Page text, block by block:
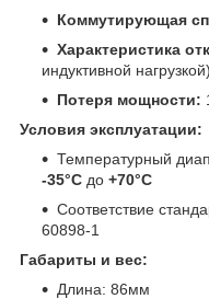
Коммутирующая
Характеристика
индуктивной нагрузкой)
Потеря мощности:
Условия эксплуатации:
Температурный
-35°C до +70°C
Соответствие
60898-1
Габариты и вес:
Длина: 86мм